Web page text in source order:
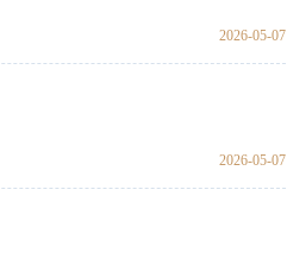
2026-05-07
2026-05-07